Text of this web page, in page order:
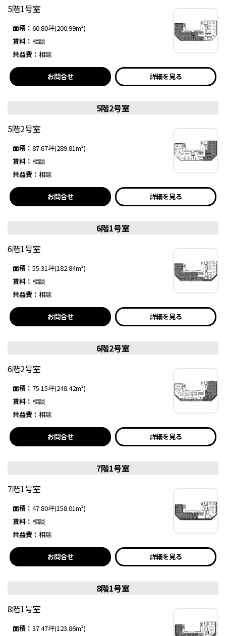
5階1号室
面積： 60.80坪(200.99m²)
賃料： 相談
共益費： 相談
お問合せ 詳細を見る
5階2号室
5階2号室
面積： 87.67坪(289.81m²)
賃料： 相談
共益費： 相談
お問合せ 詳細を見る
6階1号室
6階1号室
面積： 55.31坪(182.84m²)
賃料： 相談
共益費： 相談
お問合せ 詳細を見る
6階2号室
6階2号室
面積： 75.15坪(248.42m²)
賃料： 相談
共益費： 相談
お問合せ 詳細を見る
7階1号室
7階1号室
面積： 47.80坪(158.01m²)
賃料： 相談
共益費： 相談
お問合せ 詳細を見る
8階1号室
8階1号室
面積： 37.47坪(123.86m²)